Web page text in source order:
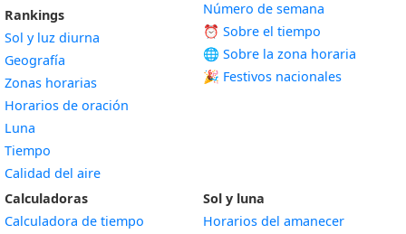
Rankings
Sol y luz diurna
Geografía
Zonas horarias
Horarios de oración
Luna
Tiempo
Calidad del aire
Número de semana
⏰ Sobre el tiempo
🌐 Sobre la zona horaria
🎉 Festivos nacionales
Calculadoras
Calculadora de tiempo
Sol y luna
Horarios del amanecer